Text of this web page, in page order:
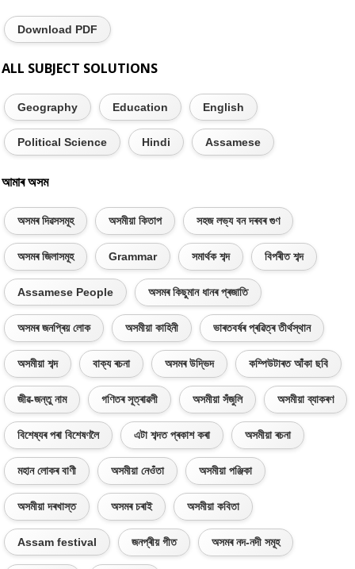
Download PDF
ALL SUBJECT SOLUTIONS
Geography Education English
Political Science Hindi Assamese
আমাৰ অসম
অসমৰ দিৱসসমূহ অসমীয়া কিতাপ সহজ লভ্য বন দৰবৰ গুণ
অসমৰ জিলাসমূহ Grammar সমাৰ্থক শব্দ বিপৰীত শব্দ
Assamese People অসমৰ কিছুমান ধানৰ প্ৰজাতি
অসমৰ জনপ্ৰিয় লোক অসমীয়া কাহিনী ভাৰতবৰ্ষৰ প্ৰৱিত্ৰ তীৰ্থস্থান
অসমীয়া শব্দ বাক্য ৰচনা অসমৰ উদ্ভিদ কম্পিউটাৰত আঁকা ছবি
জীৱ-জন্তু নাম গণিতৰ সূত্ৰাৱলী অসমীয়া সঁজুলি অসমীয়া ব্যাকৰণ
বিশেষ্যৰ পৰা বিশেষণলৈ এটা শব্দত প্ৰকাশ কৰা অসমীয়া ৰচনা
মহান লোকৰ বাণী অসমীয়া নেওঁতা অসমীয়া পঞ্জিকা
অসমীয়া দৰখাস্ত অসমৰ চৰাই অসমীয়া কবিতা
Assam festival জনপ্ৰীয় গীত অসমৰ নদ-নদী সমূহ